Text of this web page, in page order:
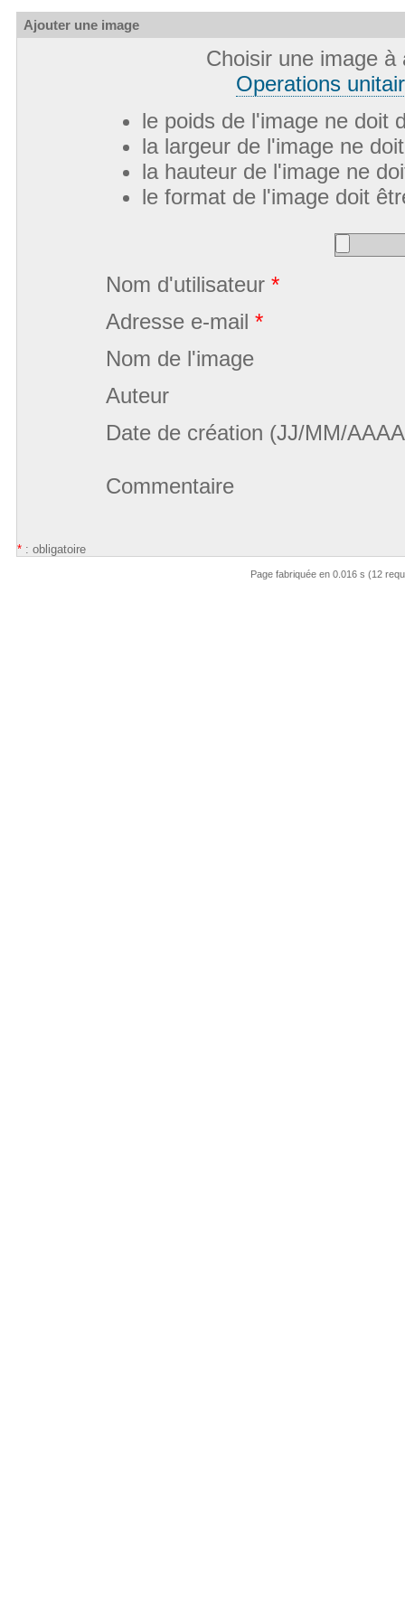
Ajouter une image
Choisir une image
Operations
le poids de l'image ne doit
la largeur de l'image ne
la hauteur de l'image ne
le format de l'image doit
Nom d'utilisateur *
Adresse e-mail *
Nom de l'image
Auteur
Date de création (JJ/MM/
Commentaire
*: obligatoire
Page fabriquée en 0.016 s (12